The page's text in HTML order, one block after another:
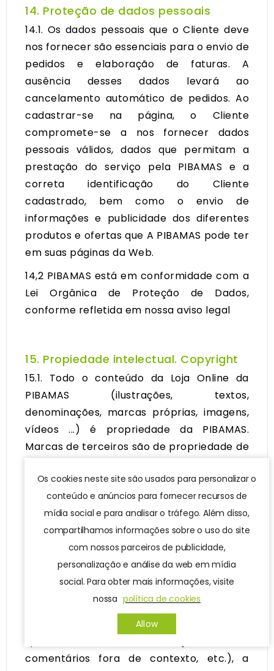
14. Proteção de dados pessoais
14.1. Os dados pessoais que o Cliente deve
nos fornecer são essenciais para o envio de
pedidos e elaboração de faturas. A
ausência desses dados levará ao
cancelamento automático de pedidos. Ao
cadastrar-se na página, o Cliente
compromete-se a nos fornecer dados
pessoais válidos, dados que permitam a
prestação do serviço pela PIBAMAS e a
correta identificação do Cliente
cadastrado, bem como o envio de
informações e publicidade dos diferentes
produtos e ofertas que A PIBAMAS pode ter
em suas páginas da Web.
14,2 PIBAMAS está em conformidade com a
Lei Orgânica de Proteção de Dados,
conforme refletida em nossa aviso legal
15. Propiedade intelectual. Copyright
15.1. Todo o conteúdo da Loja Online da
PIBAMAS (ilustrações, textos,
denominações, marcas próprias, imagens,
vídeos ...) é propriedade da PIBAMAS.
Marcas de terceiros são de propriedade de
parcial ou total do conteúdo, através de
qualquer procedimento e em qualquer
meio, está sujeita a autorização prévia e
expressa da PIBAMAS. ou dos detentores
dos direitos, quando apropriado.
15.2. Todas as opiniões escritas pelos
clientes são controladas pela equipe de
marketing. Se as opiniões recebidas
violarem a lei, a ética ou a moral
comentários fora de contexto, etc.), a
Os cookies neste site são usados ​​para personalizar o
conteúdo e anúncios para fornecer recursos de
mídia social e para analisar o tráfego. Além disso,
compartilhamos informações sobre o uso do site
com nossos parceiros de publicidade,
personalização e análise da web em mídia
social. Para obter mais informações, visite
nossa política de cookies
Allow